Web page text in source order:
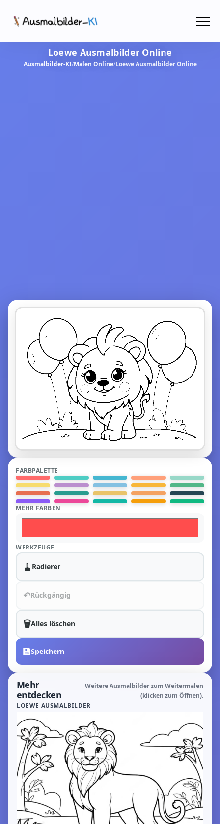
AusmalbilderLoewe Ausmalbilder Online
Ausmalbilder-KI/Malen Online/Loewe Ausmalbilder Online
FARBPALETTE
MEHR FARBEN
WERKZEUGE
🧹 Radierer
↶Rückgängig
🗑️Alles löschen
💾Speichern
Mehr
entdecken
Weitere Ausmalbilder zum Weitermalen
(klicken zum Öffnen).
LOEWE AUSMALBILDER